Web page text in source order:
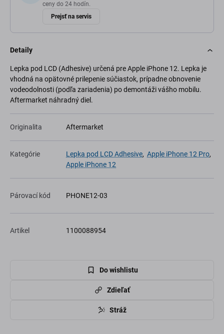
ceny do 24 hodín.
Prejsť na servis
Detaily
Lepka pod LCD (Adhesive) určená pre Apple iPhone 12. Lepka je
vhodná na opätovné prilepenie súčiastok, prípadne obnovenie
vodeodolnosti (podľa zariadenia) po demontáži vášho mobilu.
Aftermarket náhradný diel.
Originalita Aftermarket
Kategórie Lepka pod LCD Adhesive, Apple iPhone 12 Pro,
Apple iPhone 12
Párovací kód PHONE12-03
Artikel 1100088954
Do wishlistu
Zdieľať
Stráž